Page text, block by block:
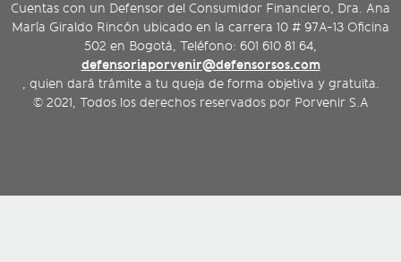
Cuentas con un Defensor del Consumidor Financiero, Dra. Ana
María Giraldo Rincón ubicado en la carrera 10 # 97A-13 Oficina
502 en Bogotá, Teléfono: 601 610 81 64,
defensoriaporvenir@defensorsos.com
, quien dará trámite a tu queja de forma objetiva y gratuita.
© 2021, Todos los derechos reservados por Porvenir S.A